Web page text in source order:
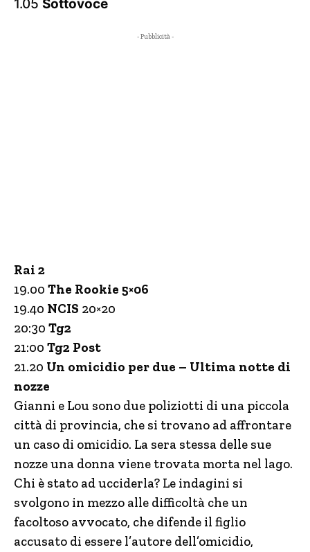
1.05 Sottovoce
- Pubblicità -
Rai 2
19.00 The Rookie 5×06
19.40 NCIS 20×20
20:30 Tg2
21:00 Tg2 Post
21.20 Un omicidio per due – Ultima notte di
nozze
Gianni e Lou sono due poliziotti di una piccola
città di provincia, che si trovano ad affrontare
un caso di omicidio. La sera stessa delle sue
nozze una donna viene trovata morta nel lago.
Chi è stato ad ucciderla? Le indagini si
svolgono in mezzo alle difficoltà che un
facoltoso avvocato, che difende il figlio
accusato di essere l’autore dell’omicidio,